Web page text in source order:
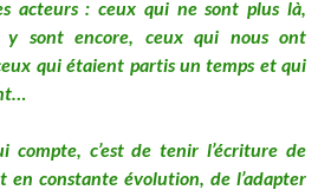
acteurs : ceux qui ne sont plus là,
y sont encore, ceux qui nous ont
qui étaient partis un temps et qui
compte, c’est de tenir l’écriture de
en constante évolution, de l’adapter